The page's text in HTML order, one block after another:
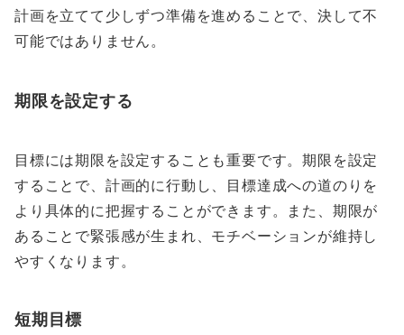
計画を立てて少しずつ準備を進めることで、決して不
可能ではありません。
期限を設定する
目標には期限を設定することも重要です。期限を設定
することで、計画的に行動し、目標達成への道のりを
より具体的に把握することができます。また、期限が
あることで緊張感が生まれ、モチベーションが維持し
やすくなります。
短期目標